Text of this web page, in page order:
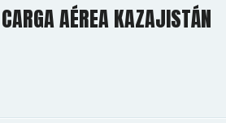
AÉREA KAZAJISTÁN